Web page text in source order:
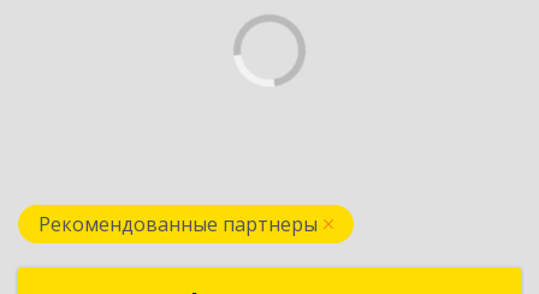
Рекомендованные партнеры